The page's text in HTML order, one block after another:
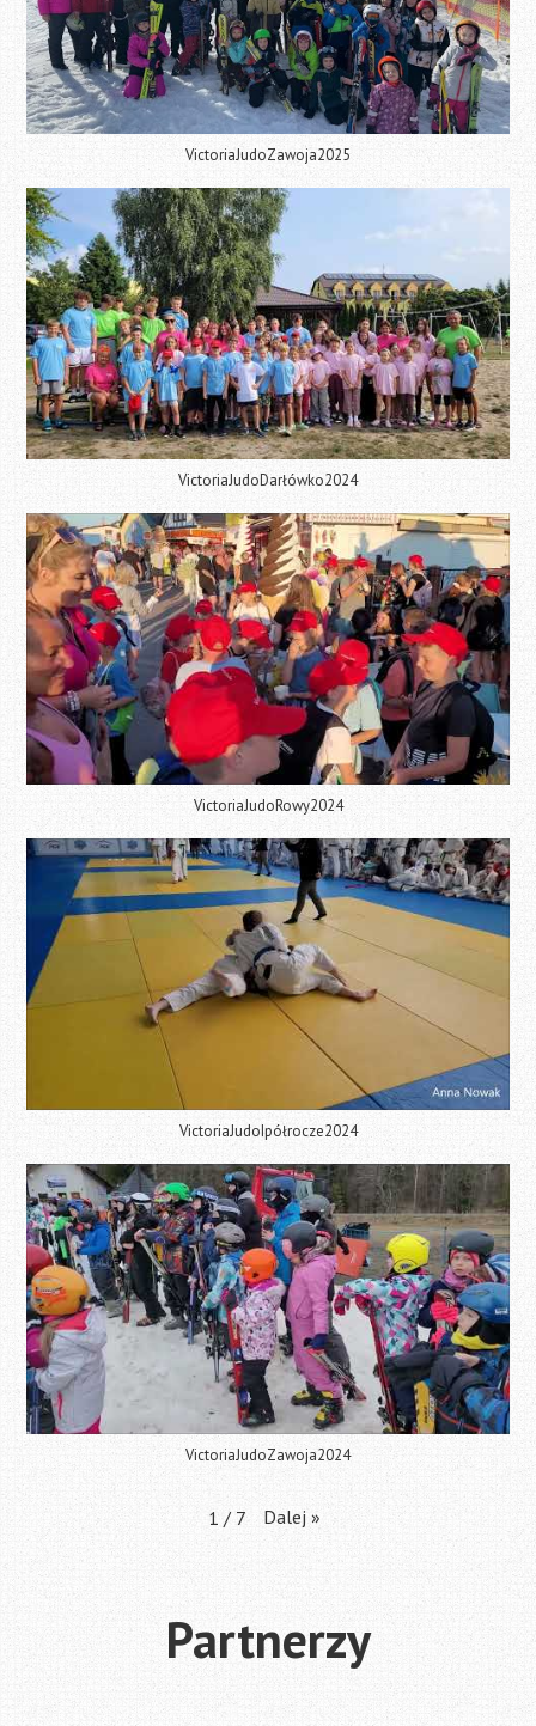
VictoriaJudoZawoja2025
VictoriaJudoDarłówko2024
VictoriaJudoRowy2024
VictoriaJudoIpółrocze2024
VictoriaJudoZawoja2024
1 / 7 Dalej »
Partnerzy